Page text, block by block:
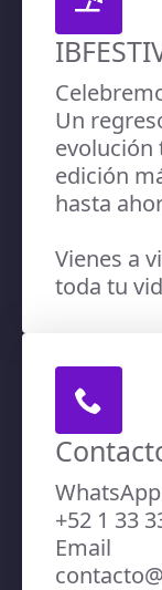
Un
evolución
edición
hasta
Vienes a
toda tu
WhatsApp
+52 1 33
Email